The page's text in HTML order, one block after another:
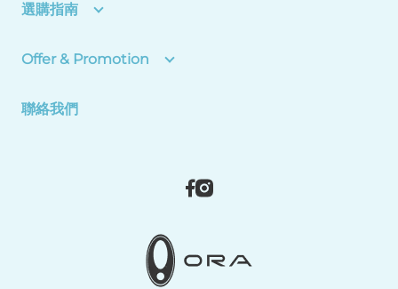
選購指南
Offer & Promotion
聯絡我們